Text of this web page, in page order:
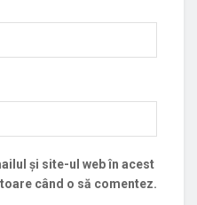
și site-ul web în acest
când o să comentez.